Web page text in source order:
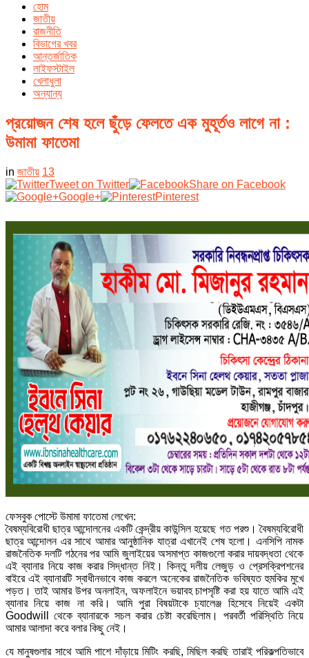
হোম
জাতীয়
রাজনীতি
বিভাগের খবর
আন্তর্জাতিক
লাইফস্টাইল
খেলাধুলা
অন্যান্য
প্রয়োজন শেষ হলে ছুঁড়ে ফেলতে এক মুহূর্তও লাগে না :
উমামা ফাতেমা
in জাতীয় 13
Tweet on Twitter
Share on Facebook
Google+
Pinterest
ফেসবুক পোস্টে উমামা ফাতেমা লেখেন:
বৈষম্যবিরোধী ছাত্র আন্দোলনের একটি কেন্দ্রীয় কাউন্সিল হয়েছে গত পরশু। বৈষম্যবিরোধী
ছাত্র আন্দোলন এর সাথে আমার আনুষ্ঠানিক যাত্রা এখানেই শেষ হলো। এনসিপি নামক
রাজনৈতিক দলটি গঠনের পর আমি জুলাইয়ের অসমাপ্ত কাজগুলো করার দায়বদ্ধতা থেকে
এই ব্যানার নিয়ে কাজ করার সিদ্ধান্ত নিই। কিন্তু দলীয় লেজুড় ও প্রেসক্রিপশনের
বাইরে এই ব্যানারটি স্বাধীনভাবে কাজ করলে অনেকের রাজনৈতিক ভবিষ্যত হুমকির মুখে
পড়ত। তাই আমার উপর অনলাইন, অফলাইনে ভয়াবহ চাপসৃষ্টি করা হয় যাতে আমি এই
ব্যানার নিয়ে কাজ না করি। আমি পুরা বিষয়টাকে চ্যালেঞ্জ হিসেবে নিয়েই একটা
Goodwill থেকে ব্যানারকে সচল করার চেষ্টা করেছিলাম। পরবর্তী পরিস্থিতি নিয়ে
আমার আলাদা করে বলার কিছু নেই।
যে মানুষগুলার সাথে আমি পাশে দাঁড়ায়ে মিটিং করছি, মিছিল করছি তারাই পরিকল্পতিভাবে